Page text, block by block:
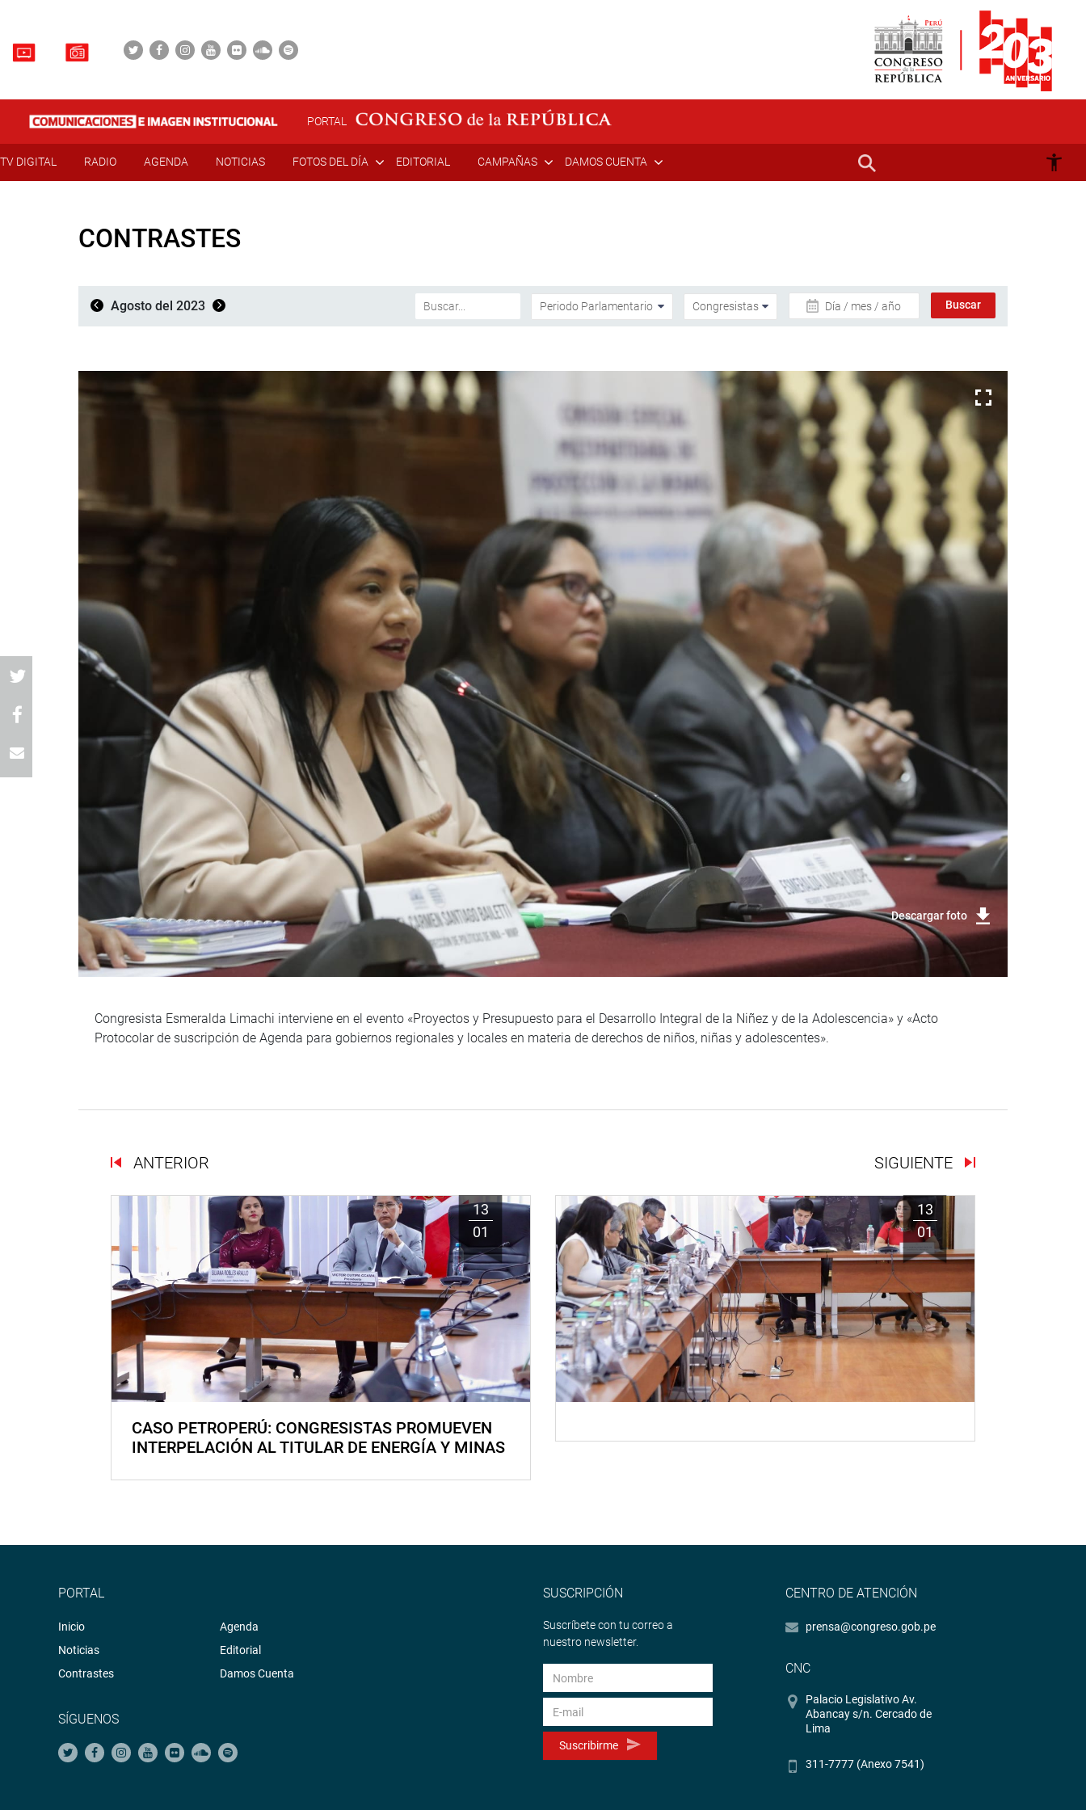
PORTAL
TV DIGITAL RADIO AGENDA NOTICIAS FOTOS DEL DÍA EDITORIAL CAMPAÑAS DAMOS CUENTA
CONTRASTES
Agosto del 2023 Día / mes / año
Descargar foto
Congresista Esmeralda Limachi interviene en el evento «Proyectos y Presupuesto para el Desarrollo Integral de la Niñez y de la Adolescencia» y «Acto
Protocolar de suscripción de Agenda para gobiernos regionales y locales en materia de derechos de niños, niñas y adolescentes».
ANTERIOR SIGUIENTE
13
01
CASO PETROPERÚ: CONGRESISTAS PROMUEVEN
INTERPELACIÓN AL TITULAR DE ENERGÍA Y MINAS
13
01
PORTAL
Inicio
Noticias
Contrastes
Agenda
Editorial
Damos Cuenta
SÍGUENOS
SUSCRIPCIÓN
Suscríbete con tu correo a
nuestro newsletter.
Suscribirme
CENTRO DE ATENCIÓN
prensa@congreso.gob.pe
CNC
Palacio Legislativo Av.
Abancay s/n. Cercado de
Lima
311-7777 (Anexo 7541)